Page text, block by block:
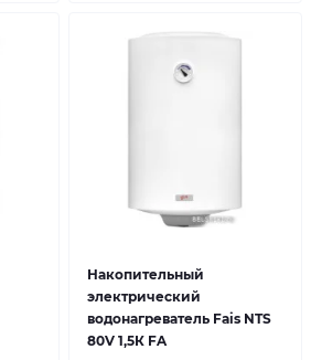
Накопительный
электрический
водонагреватель Fais NTS
80V 1,5К FA